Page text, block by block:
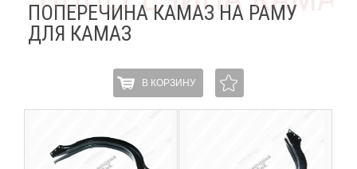
ПОПЕРЕЧИНА КАМАЗ НА РАМУ
ДЛЯ КАМАЗ
В КОРЗИНУ